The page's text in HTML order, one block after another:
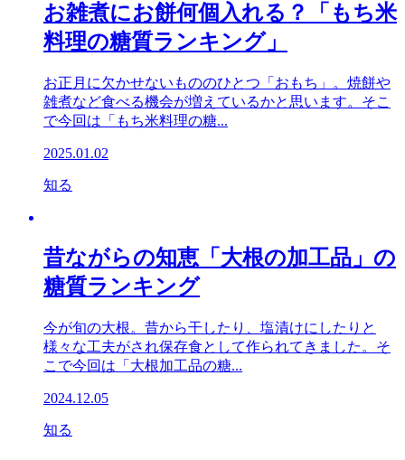
お雑煮にお餅何個入れる？「もち米
料理の糖質ランキング」
お正月に欠かせないもののひとつ「おもち」。焼餅や
雑煮など食べる機会が増えているかと思います。そこ
で今回は「もち米料理の糖...
2025.01.02
知る
昔ながらの知恵「大根の加工品」の
糖質ランキング
今が旬の大根。昔から干したり、塩漬けにしたりと
様々な工夫がされ保存食として作られてきました。そ
こで今回は「大根加工品の糖...
2024.12.05
知る